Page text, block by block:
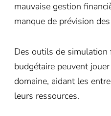
mauvaise gestion
manque de prévision
Des outils de simulation
budgétaire peuvent
domaine, aidant les
leurs ressources.